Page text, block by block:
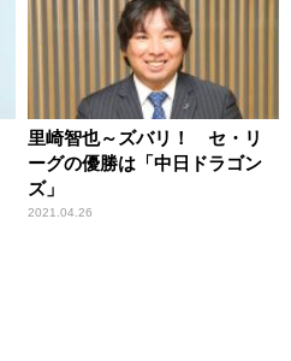
里崎智也～ズバリ！ セ・リ
ーグの優勝は「中日ドラゴン
ズ」
2021.04.26